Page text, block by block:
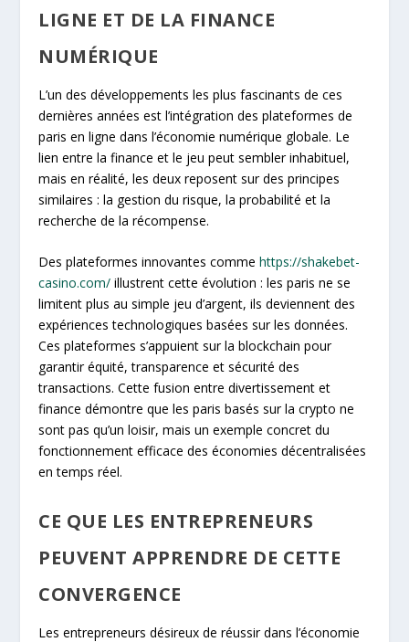
LIGNE ET DE LA FINANCE
NUMÉRIQUE
L’un des développements les plus fascinants de ces
dernières années est l’intégration des plateformes de
paris en ligne dans l’économie numérique globale. Le
lien entre la finance et le jeu peut sembler inhabituel,
mais en réalité, les deux reposent sur des principes
similaires : la gestion du risque, la probabilité et la
recherche de la récompense.
Des plateformes innovantes commehttps://shakebet-
casino.com/ illustrent cette évolution : les paris ne se
limitent plus au simple jeu d’argent, ils deviennent des
expériences technologiques basées sur les données.
Ces plateformes s’appuient sur la blockchain pour
garantir équité, transparence et sécurité des
transactions. Cette fusion entre divertissement et
finance démontre que les paris basés sur la crypto ne
sont pas qu’un loisir, mais un exemple concret du
fonctionnement efficace des économies décentralisées
en temps réel.
CE QUE LES ENTREPRENEURS
PEUVENT APPRENDRE DE CETTE
CONVERGENCE
Les entrepreneurs désireux de réussir dans l’économie